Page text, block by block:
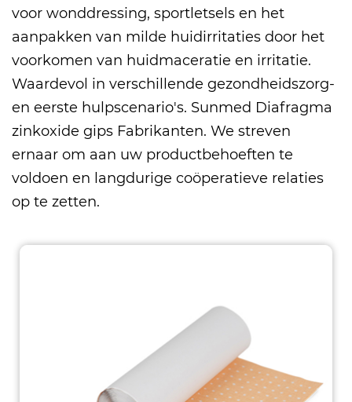
voor wonddressing, sportletsels en het
aanpakken van milde huidirritaties door het
voorkomen van huidmaceratie en irritatie.
Waardevol in verschillende gezondheidszorg-
en eerste hulpscenario's. Sunmed Diafragma
zinkoxide gips Fabrikanten. We streven
ernaar om aan uw productbehoeften te
voldoen en langdurige coöperatieve relaties
op te zetten.